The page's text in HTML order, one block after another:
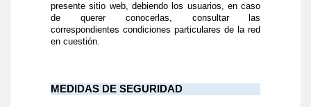
presente sitio web, debiendo los usuarios, en caso
de querer conocerlas, consultar las
correspondientes condiciones particulares de la red
en cuestión.
MEDIDAS DE SEGURIDAD